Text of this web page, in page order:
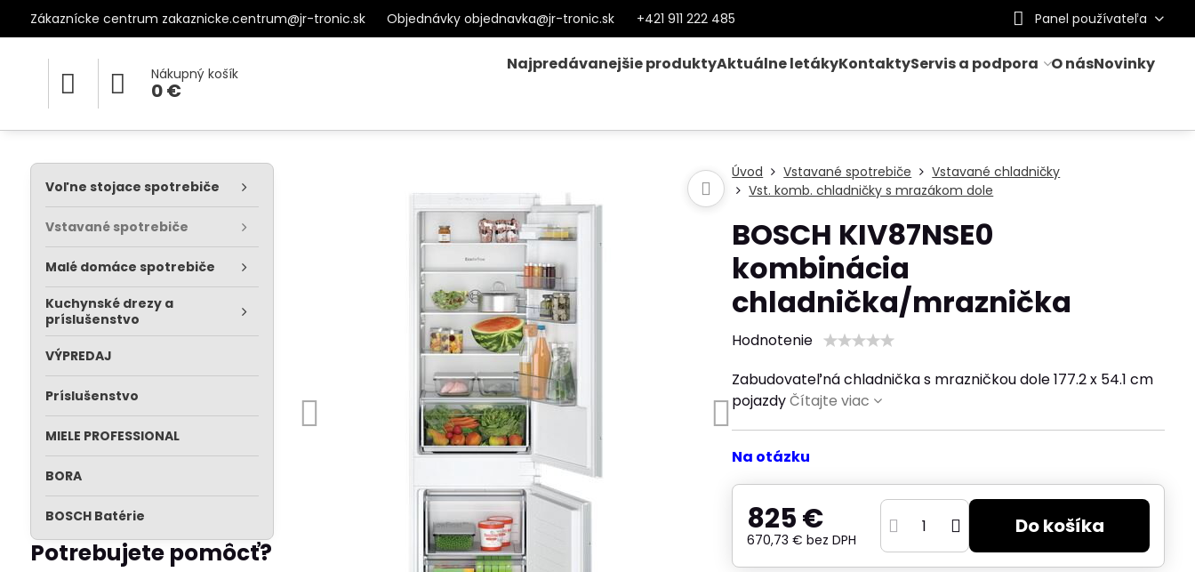
Zákaznícke centrum zakaznicke.centrum@jr-tronic.sk Objednávky objednavka@jr-tronic.sk +421 911 222 485 Panel používateľa
Nákupný košík
0 €
Najpredávanejšie produktyAktuálne letákyKontaktyServis a podpora O násNovinky
Úvod Vstavané spotrebiče
Vstavané chladničky
Vst. komb. chladničky s mrazákom dole
BOSCH KIV87NSE0
kombinácia
chladnička/mraznička
Hodnotenie
Zabudovateľná chladnička s mrazničkou dole 177.2 x 54.1 cm
pojazdyČítajte viac
Na otázku
825 €
670,73 €bez DPH
Do košíka
Voľne stojace spotrebiče
Vstavané spotrebiče
Malé domáce spotrebiče
Kuchynské drezy a
príslušenstvo
VÝPREDAJ
Príslušenstvo
MIELE PROFESSIONAL
BORA
BOSCH Batérie
Potrebujete pomôcť?